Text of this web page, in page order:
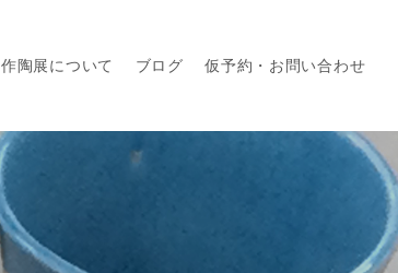
作陶展について ブログ 仮予約・お問い合わせ